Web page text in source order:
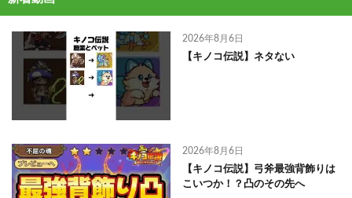
2026年8月6日
【キノコ伝説】ネタない
2026年8月6日
【キノコ伝説】弓斧最強背飾りは
こいつか！？凸のその先へ